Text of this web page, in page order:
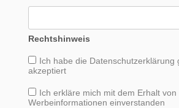
Rechtshinweis
Ich habe die Datenschutzerklärung
akzeptiert
Ich erkläre mich mit dem Erhalt von
Werbeinformationen einverstanden